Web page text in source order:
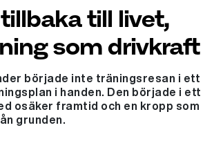
till livet,
som drivkraft
började inte träningsresan i ett
i handen. Den började i ett
osäker framtid och en kropp som
grunden.